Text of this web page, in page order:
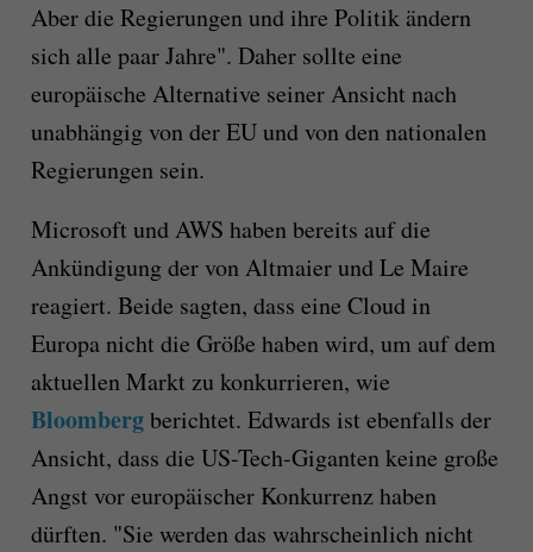
Aber die Regierungen und ihre Politik ändern
sich alle paar Jahre". Daher sollte eine
europäische Alternative seiner Ansicht nach
unabhängig von der EU und von den nationalen
Regierungen sein.
Microsoft und AWS haben bereits auf die
Ankündigung der von Altmaier und Le Maire
reagiert. Beide sagten, dass eine Cloud in
Europa nicht die Größe haben wird, um auf dem
aktuellen Markt zu konkurrieren, wie
Bloombergberichtet. Edwards ist ebenfalls der
Ansicht, dass die US-Tech-Giganten keine große
Angst vor europäischer Konkurrenz haben
dürften. "Sie werden das wahrscheinlich nicht